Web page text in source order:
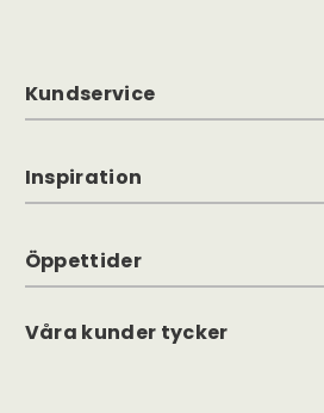
Kundservice
Inspiration
Öppettider
Våra kunder tycker